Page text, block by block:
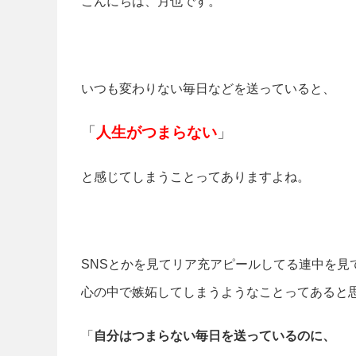
いつも変わりない毎日などを送っていると、
「 人生がつまらない 」
と感じてしまうことってありますよね。
SNSとかを見てリア充アピールしてる連中を見
心の中で嫉妬してしまうようなことってあると
「 自分はつまらない毎日を送っているのに、